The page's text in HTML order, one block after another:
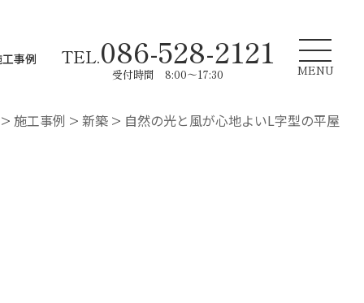
事例 TEL.086-528-2121
受付時間 8:00～17:30 MENU
施工事例 > 新築 > 自然の光と風が心地よいL字型の平屋